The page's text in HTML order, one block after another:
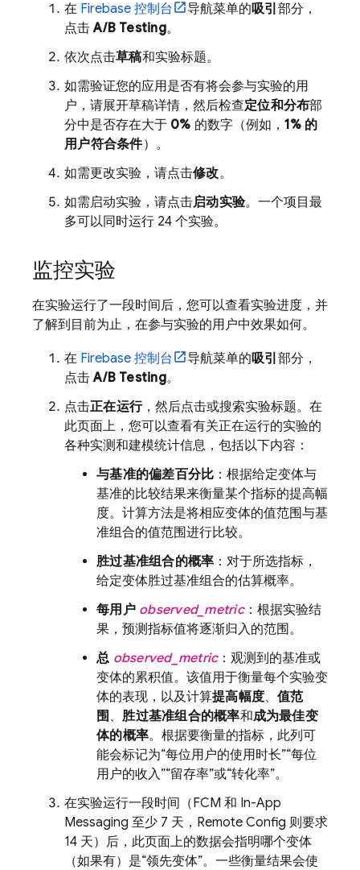
在 Firebase 控制台 导航菜单的吸引 部分，
点击A/B Testing。
依次点击草稿和实验标题。
如需验证您的应用是否有将会参与实验的用
户，请展开草稿详情，然后检查定位和分布部
分中是否存在大于 0% 的数字（例如， 1% 的
用户符合条件）。
如需更改实验，请点击修改。
如需启动实验，请点击启动实验。一个项目最
多可以同时运行 24 个实验。
监控实验
在实验运行了一段时间后，您可以查看实验进度，并
了解到目前为止，在参与实验的用户中效果如何。
在 Firebase 控制台 导航菜单的吸引 部分，
点击A/B Testing。
点击正在运行，然后点击或搜索实验标题。在
此页面上，您可以查看有关正在运行的实验的
各种实测和建模统计信息，包括以下内容：
与基准的偏差百分比 ：根据给定变体与
基准的比较结果来衡量某个指标的提高幅
度。计算方法是将相应变体的值范围与基
准组合的值范围进行比较。
胜过基准组合的概率 ：对于所选指标，
给定变体胜过基准组合的估算概率。
每用户 observed_metric：根据实验结
果，预测指标值将逐渐归入的范围。
总 observed_metric：观测到的基准或
变体的累积值。该值用于衡量每个实验变
体的表现，以及计算提高幅度、 值范
围 、胜过基准组合的概率和成为最佳变
体的概率。根据要衡量的指标，此列可
能会标记为“每位用户的使用时长”“每位
用户的收入”“留存率”或“转化率”。
在实验运行一段时间（FCM 和 In-App
Messaging 至少 7 天， Remote Config 则要求
14 天）后，此页面上的数据会指明哪个变体
（如果有）是“领先变体”。一些衡量结果会使